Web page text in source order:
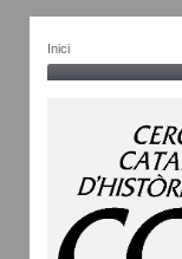
Inici